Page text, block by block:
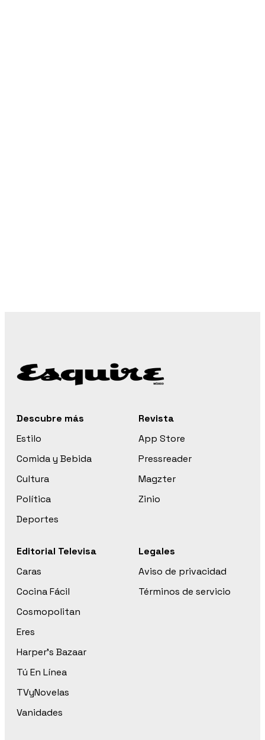
Descubre más
Estilo
Comida y Bebida
Cultura
Política
Deportes
Revista
App Store
Pressreader
Magzter
Zinio
Editorial Televisa
Caras
Cocina Fácil
Cosmopolitan
Eres
Harper’s Bazaar
Tú En Línea
TVyNovelas
Vanidades
Legales
Aviso de privacidad
Términos de servicio